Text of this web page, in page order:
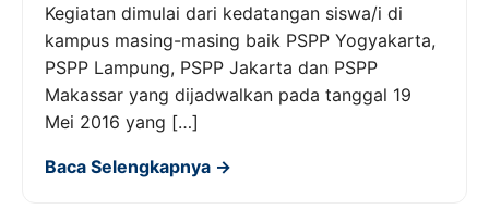
Kegiatan dimulai dari kedatangan siswa/i di
kampus masing-masing baik PSPP Yogyakarta,
PSPP Lampung, PSPP Jakarta dan PSPP
Makassar yang dijadwalkan pada tanggal 19
Mei 2016 yang […]
Baca Selengkapnya →